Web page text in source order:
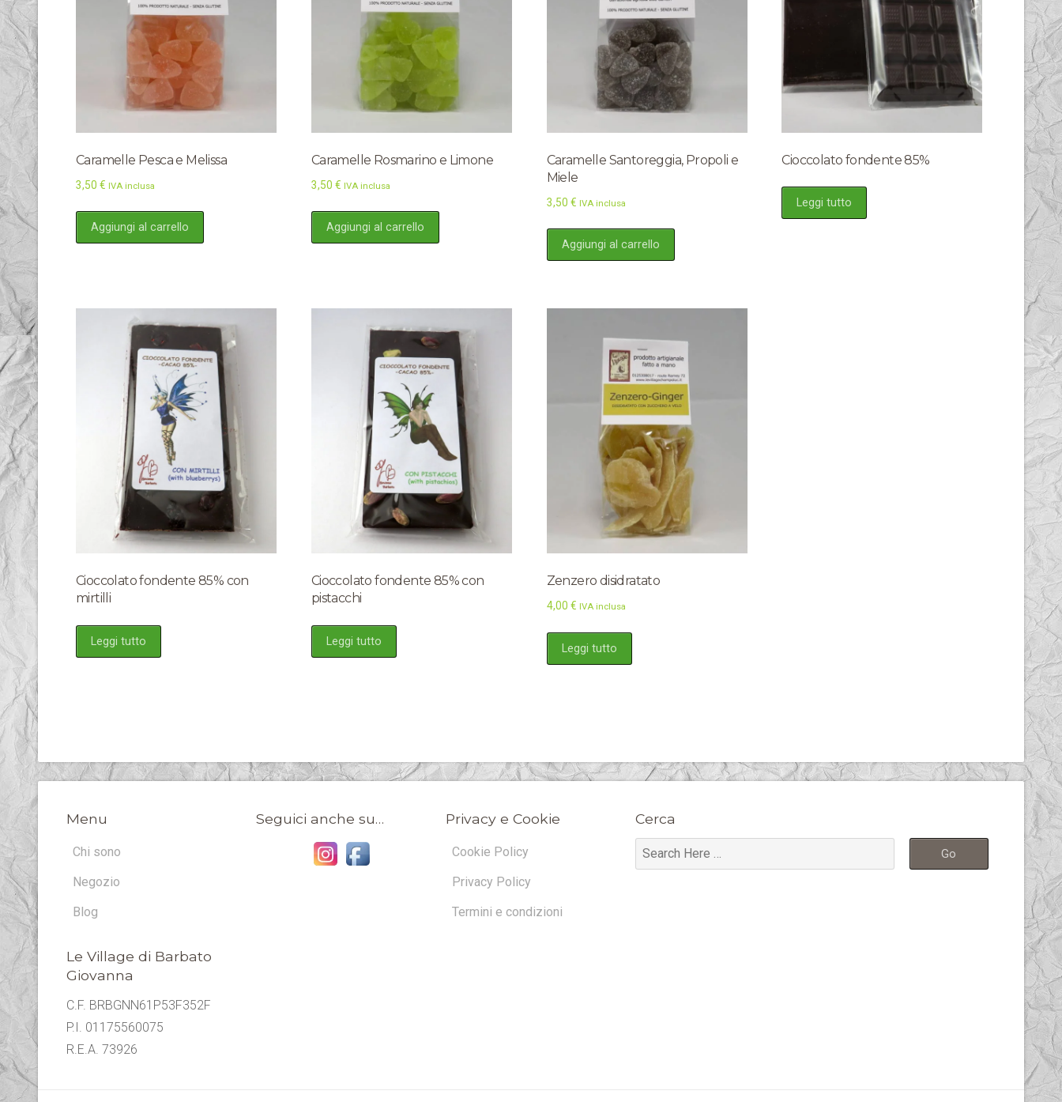
Caramelle Pesca e Melissa
3,50 € IVA inclusa
Aggiungi al carrello
Caramelle Rosmarino e Limone
3,50 € IVA inclusa
Aggiungi al carrello
Caramelle Santoreggia, Propoli e
Miele
3,50 € IVA inclusa
Aggiungi al carrello
Cioccolato fondente 85%
Leggi tutto
Cioccolato fondente 85% con
mirtilli
Leggi tutto
Cioccolato fondente 85% con
pistacchi
Leggi tutto
Zenzero disidratato
4,00 € IVA inclusa
Leggi tutto
Menu
Chi sono
Negozio
Blog
Seguici anche su… Privacy e Cookie
Cookie Policy
Privacy Policy
Termini e condizioni
Cerca
Le Village di Barbato
Giovanna
C.F. BRBGNN61P53F352F
P.I. 01175560075
R.E.A. 73926